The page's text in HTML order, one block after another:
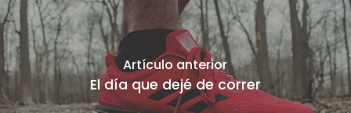
Artículo anterior
El día que dejé de correr